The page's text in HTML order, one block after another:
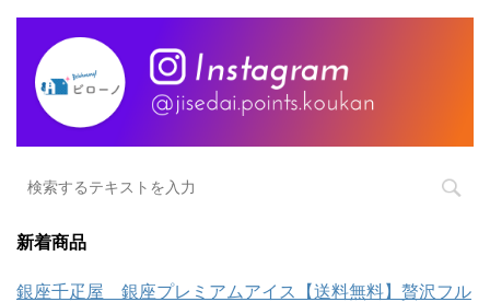
新着商品
銀座千疋屋 銀座プレミアムアイス【送料無料】贅沢フル